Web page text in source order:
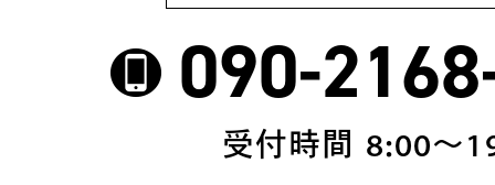
090-
受付時間 8:00〜